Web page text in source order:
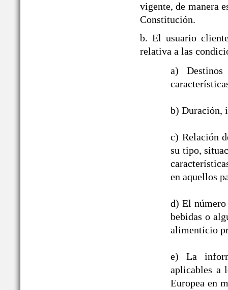
vigente, de manera
Constitución.
b. El usuario
relativa a las
a)
b) Duración,
c) Relación
su tipo,
en aquellos
d) El número
bebidas o
alimenticio
e) La
aplicables a
Europea en